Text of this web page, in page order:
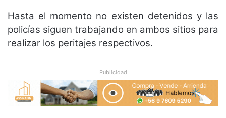
Hasta el momento no existen detenidos y las
policías siguen trabajando en ambos sitios para
realizar los peritajes respectivos.
Publicidad